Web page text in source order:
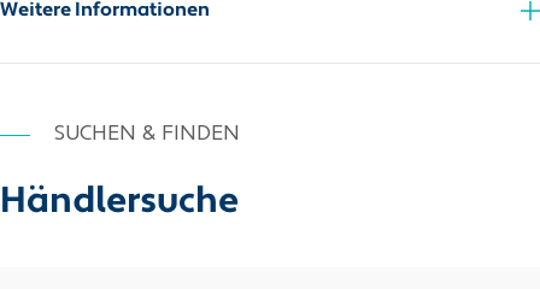
Weitere Informationen
SUCHEN & FINDEN
Händlersuche